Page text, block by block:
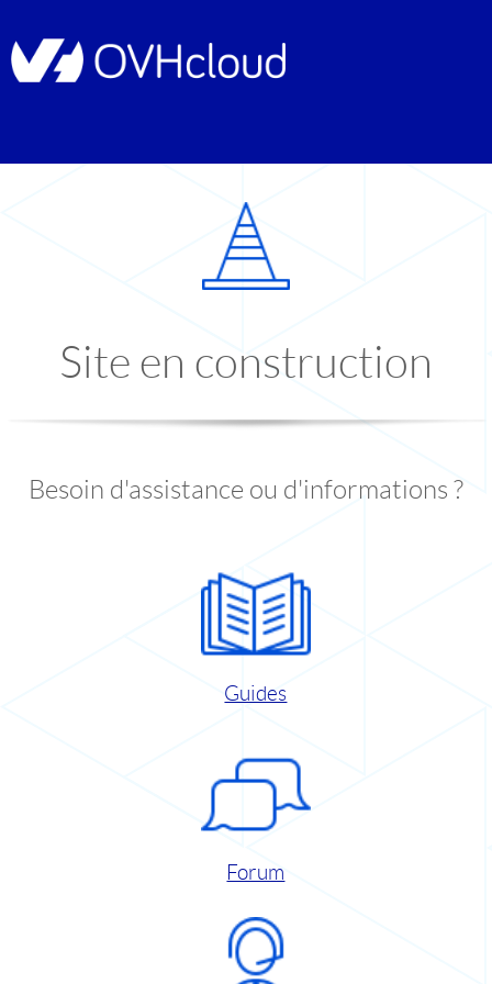
Site en construction
Besoin d'assistance ou d'informations ?
Guides
Forum